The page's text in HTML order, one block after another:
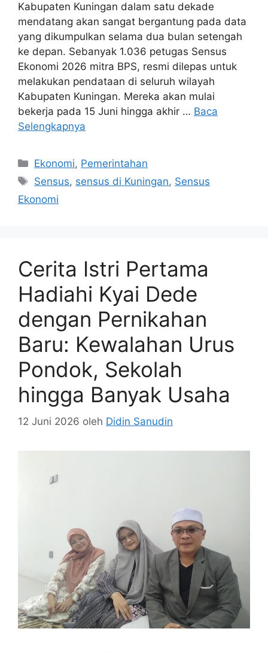
Kabupaten Kuningan dalam satu dekade
mendatang akan sangat bergantung pada data
yang dikumpulkan selama dua bulan setengah
ke depan. Sebanyak 1.036 petugas Sensus
Ekonomi 2026 mitra BPS, resmi dilepas untuk
melakukan pendataan di seluruh wilayah
Kabupaten Kuningan. Mereka akan mulai
bekerja pada 15 Juni hingga akhir … Baca
Selengkapnya
Kategori
Ekonomi, Pemerintahan
Tag
Sensus, sensus di Kuningan, Sensus
Ekonomi
Cerita Istri Pertama
Hadiahi Kyai Dede
dengan Pernikahan
Baru: Kewalahan Urus
Pondok, Sekolah
hingga Banyak Usaha
12 Juni 2026 oleh Didin Sanudin